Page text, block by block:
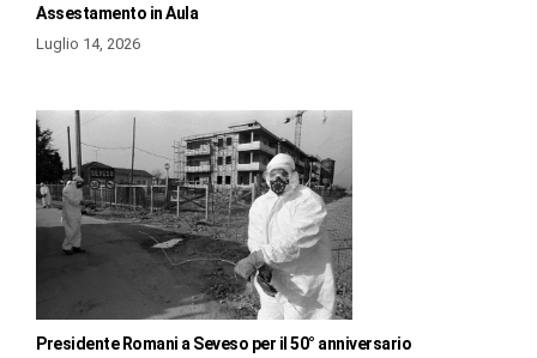
Assestamento in Aula
Luglio 14, 2026
Presidente Romani a Seveso per il 50° anniversario